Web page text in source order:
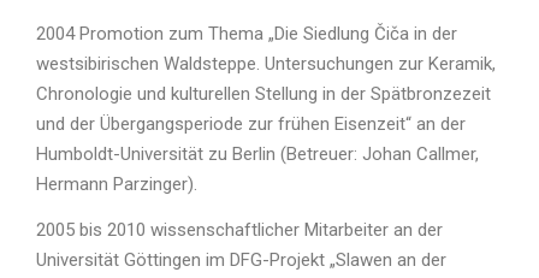
2004 Promotion zum Thema „Die Siedlung Čiča in der
westsibirischen Waldsteppe. Untersuchungen zur Keramik,
Chronologie und kulturellen Stellung in der Spätbronzezeit
und der Übergangsperiode zur frühen Eisenzeit“ an der
Humboldt-Universität zu Berlin (Betreuer: Johan Callmer,
Hermann Parzinger).
2005 bis 2010 wissenschaftlicher Mitarbeiter an der
Universität Göttingen im DFG-Projekt „Slawen an der